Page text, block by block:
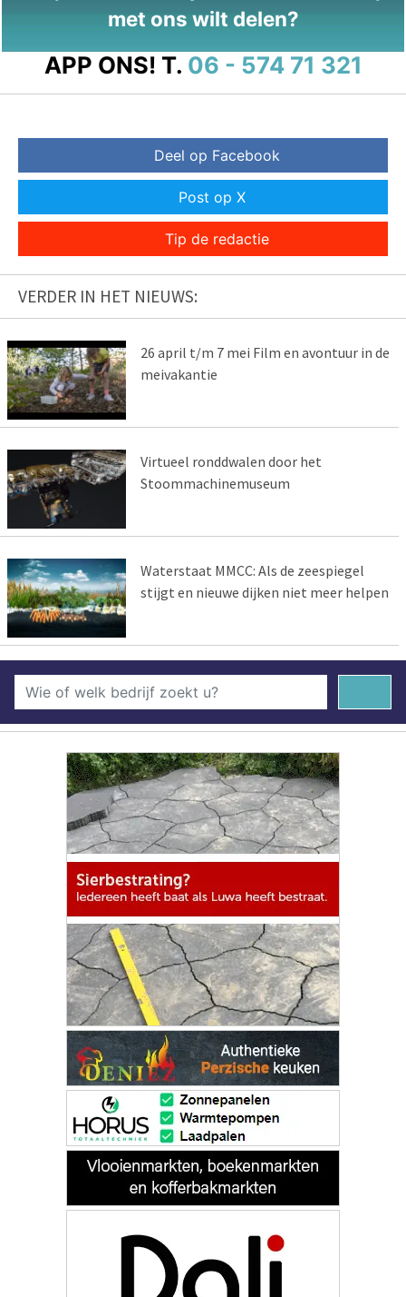
met ons wilt delen?
APP ONS! T. 06 - 574 71 321
Deel op Facebook
Post op X
Tip de redactie
VERDER IN HET NIEUWS:
26 april t/m 7 mei Film en avontuur in de
meivakantie
Virtueel ronddwalen door het
Stoommachinemuseum
Waterstaat MMCC: Als de zeespiegel
stijgt en nieuwe dijken niet meer helpen